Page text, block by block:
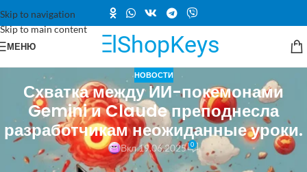
Skip to navigation
Skip to main content
МЕНЮ
НОВОСТИ
Схватка между ИИ-покемонами
Gemini и Claude преподнесла
разработчикам неожиданные уроки.
Вкл 19.06.2025 0
В мире искусственного интеллекта проходит увлекательный